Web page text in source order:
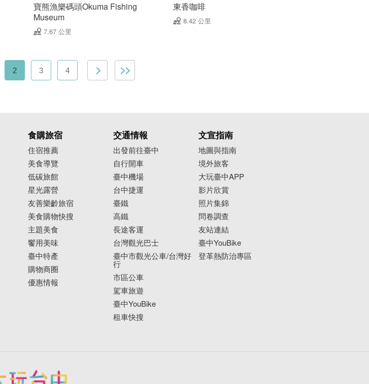
寶熊漁樂碼頭Okuma Fishing
Museum
7.67 公里
東香咖啡
8.42 公里
2 3 4
食購旅宿
住宿推薦
美食導覽
低碳旅館
星光露營
友善樂齡旅宿
美食購物快搜
主題美食
饗用美味
臺中特產
購物商圈
優惠情報
交通情報
出發前往臺中
自行開車
臺中機場
台中捷運
臺鐵
高鐵
長途客運
台灣觀光巴士
臺中市觀光公車/台灣好
行
市區公車
駕車旅遊
臺中YouBike
租車快搜
文宣指南
地圖與指南
境外旅客
大玩臺中APP
影片欣賞
照片集錦
問卷調查
友站連結
臺中YouBike
登革熱防治專區